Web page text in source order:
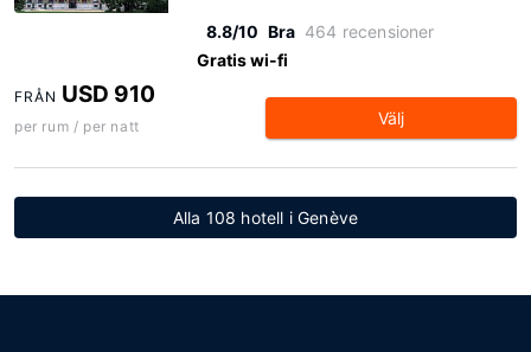
8.8/10 Bra 464 recensioner
Gratis wi-fi
FRÅN USD 910
per rum / per natt Välj
Alla 108 hotell i Genève